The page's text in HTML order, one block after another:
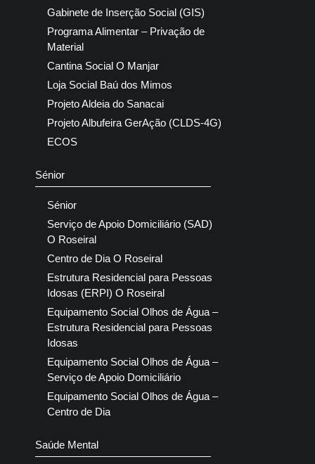
Gabinete de Inserção Social (GIS)
Programa Alimentar – Privação de
Material
Cantina Social O Manjar
Loja Social Baú dos Mimos
Projeto Aldeia do Sanacai
Projeto Albufeira GerAção (CLDS-4G)
ECOS
Sénior
Sénior
Serviço de Apoio Domiciliário (SAD)
O Roseiral
Centro de Dia O Roseiral
Estrutura Residencial para Pessoas
Idosas (ERPI) O Roseiral
Equipamento Social Olhos de Água –
Estrutura Residencial para Pessoas
Idosas
Equipamento Social Olhos de Água –
Serviço de Apoio Domiciliário
Equipamento Social Olhos de Água –
Centro de Dia
Saúde Mental